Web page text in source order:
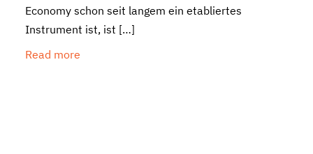
Economy schon seit langem ein etabliertes
Instrument ist, ist […]
Read more